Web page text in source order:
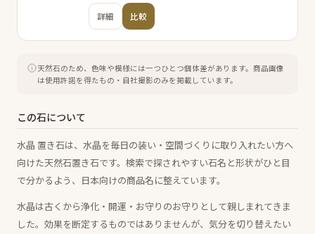
詳細 比較
天然石のため、色味や模様には一つひとつ個体差があります。 商品画像
は使用許諾を得たもの・自社撮影のみを掲載しています。
この石について
水晶 置き石は、水晶を毎日の装い・空間づくりに取り入れたい方へ
向けた天然石置き石です。検索で探されやすい石名と形状がひと目
で分かるよう、日本向けの商品名に整えています。
水晶は古くから浄化・開運・お守りのお守りとして親しまれてきま
した。効果を断定するものではありませんが、気分を切り替えたい